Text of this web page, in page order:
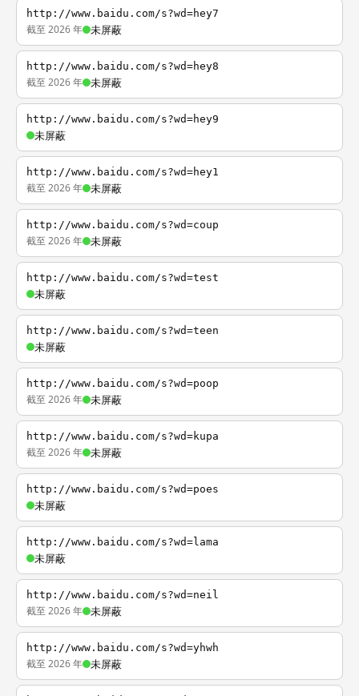
http://www.baidu.com/s?wd=hey7
截至 2026 年 未屏蔽
http://www.baidu.com/s?wd=hey8
截至 2026 年 未屏蔽
http://www.baidu.com/s?wd=hey9
未屏蔽
http://www.baidu.com/s?wd=hey1
截至 2026 年 未屏蔽
http://www.baidu.com/s?wd=coup
截至 2026 年 未屏蔽
http://www.baidu.com/s?wd=test
未屏蔽
http://www.baidu.com/s?wd=teen
未屏蔽
http://www.baidu.com/s?wd=poop
截至 2026 年 未屏蔽
http://www.baidu.com/s?wd=kupa
截至 2026 年 未屏蔽
http://www.baidu.com/s?wd=poes
未屏蔽
http://www.baidu.com/s?wd=lama
未屏蔽
http://www.baidu.com/s?wd=neil
截至 2026 年 未屏蔽
http://www.baidu.com/s?wd=yhwh
截至 2026 年 未屏蔽